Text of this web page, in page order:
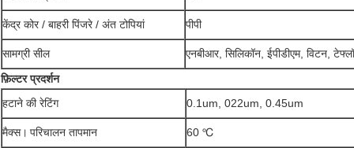
केंद्र कोर / बाहरी पिंजरे / अंत टोपियां पीपी
सामग्री सील
एनबीआर, सिलिकॉन, ईपीडीएम, विटन,
फ़िल्टर प्रदर्शन
हटाने की रेटिंग
0.1um, 022um, 0.45um
मैक्स। परिचालन तापमान 60 ℃